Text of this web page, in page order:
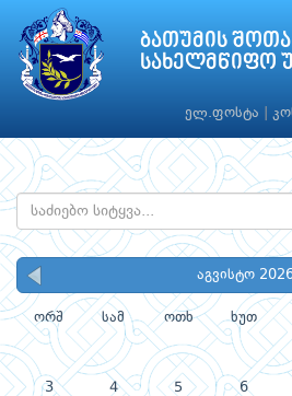
ბათუმის
სახელმწიფო
ელ.ფოსტა
აგვისტო
ორშ სამ ოთხ ხუთ
3 4 5 6